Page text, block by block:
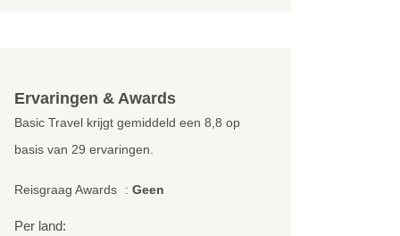
Ervaringen & Awards
Basic Travel krijgt gemiddeld een 8,8 op
basis van 29 ervaringen.
Reisgraag Awards : Geen
Per land: